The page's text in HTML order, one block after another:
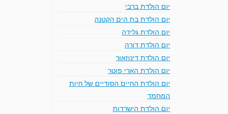
יום הולדת ברבי
יום הולדת בת הים הקטנה
יום הולדת גלידה
יום הולדת דורה
יום הולדת דינוזאור
יום הולדת הארי פוטר
יום הולדת החיים הסודיים של חיות
המחמד
יום הולדת הישרדות